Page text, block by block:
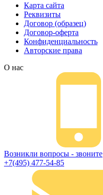
Карта сайта
Реквизиты
Договор (образец)
Договор-оферта
Конфиденциальность
Авторские права
О нас
Возникли вопросы - звоните
+7(495) 477-54-85